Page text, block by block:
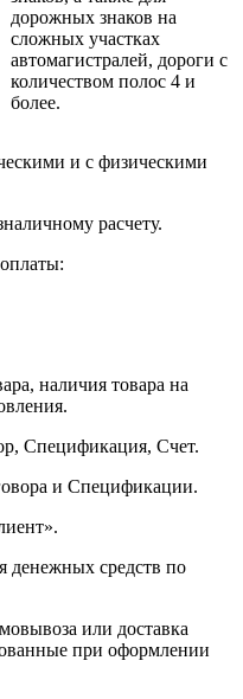
дорожных знаков на
сложных участках
автомагистралей, дороги с
количеством полос 4 и
более.
и с физическими
расчету.
наличия товара на
Спецификация, Счет.
и Спецификации.
денежных средств по
или доставка
при оформлении